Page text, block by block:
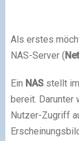
Als erstes
NAS-Server (
Ein NASstellt im
bereit. Darunter
Nutzer-Zugriff